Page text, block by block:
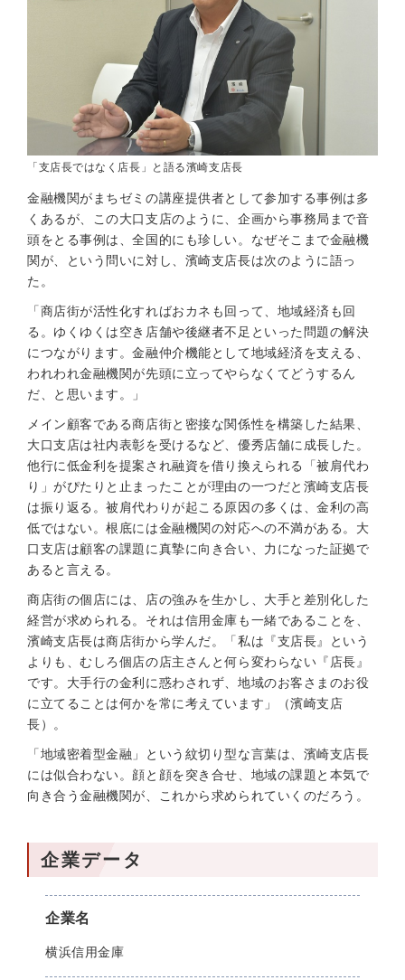
「支店長ではなく店長」と語る濱崎支店長
金融機関がまちゼミの講座提供者として参加する事例は多
くあるが、この大口支店のように、企画から事務局まで音
頭をとる事例は、全国的にも珍しい。なぜそこまで金融機
関が、という問いに対し、濱崎支店長は次のように語っ
た。
「商店街が活性化すればおカネも回って、地域経済も回
る。ゆくゆくは空き店舗や後継者不足といった問題の解決
につながります。金融仲介機能として地域経済を支える、
われわれ金融機関が先頭に立ってやらなくてどうするん
だ、と思います。」
メイン顧客である商店街と密接な関係性を構築した結果、
大口支店は社内表彰を受けるなど、優秀店舗に成長した。
他行に低金利を提案され融資を借り換えられる「被肩代わ
り」がぴたりと止まったことが理由の一つだと濱崎支店長
は振り返る。被肩代わりが起こる原因の多くは、金利の高
低ではない。根底には金融機関の対応への不満がある。大
口支店は顧客の課題に真摯に向き合い、力になった証拠で
あると言える。
商店街の個店には、店の強みを生かし、大手と差別化した
経営が求められる。それは信用金庫も一緒であることを、
濱崎支店長は商店街から学んだ。「私は『支店長』という
よりも、むしろ個店の店主さんと何ら変わらない『店長』
です。大手行の金利に惑わされず、地域のお客さまのお役
に立てることは何かを常に考えています」（濱崎支店
長）。
「地域密着型金融」という紋切り型な言葉は、濱崎支店長
には似合わない。顔と顔を突き合せ、地域の課題と本気で
向き合う金融機関が、これから求められていくのだろう。
企業データ
企業名
横浜信用金庫